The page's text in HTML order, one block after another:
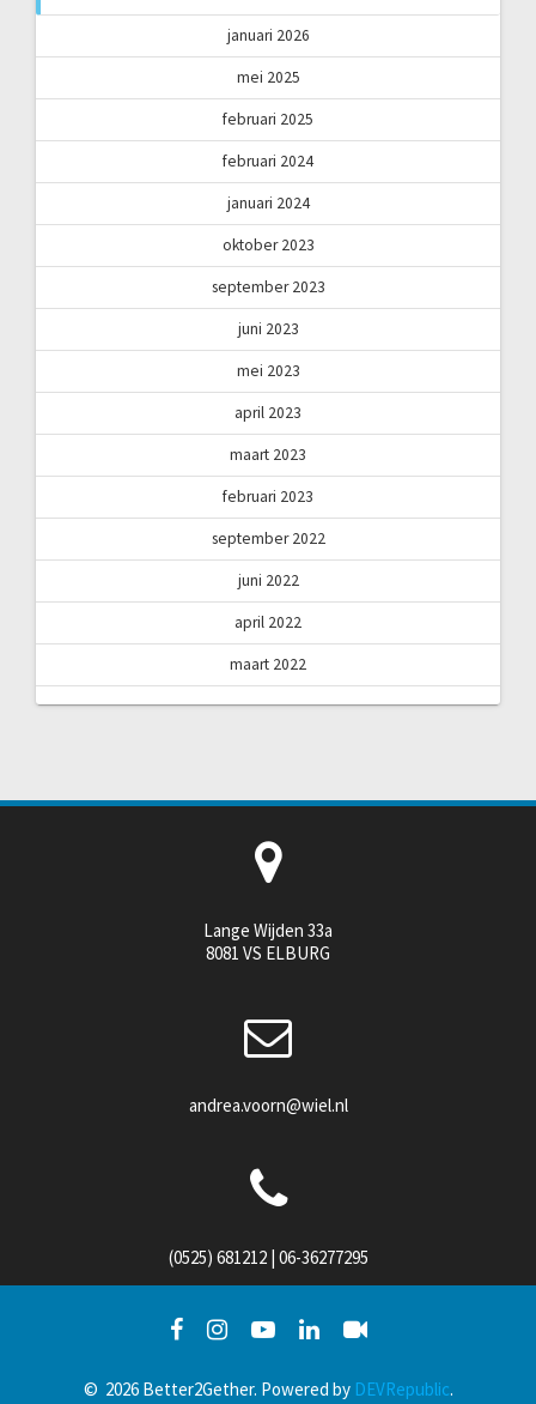
januari 2026
mei 2025
februari 2025
februari 2024
januari 2024
oktober 2023
september 2023
juni 2023
mei 2023
april 2023
maart 2023
februari 2023
september 2022
juni 2022
april 2022
maart 2022
Lange Wijden 33a
8081 VS ELBURG
andrea.voorn@wiel.nl
(0525) 681212 | 06-36277295
© 2026 Better2Gether. Powered by DEVRepublic.